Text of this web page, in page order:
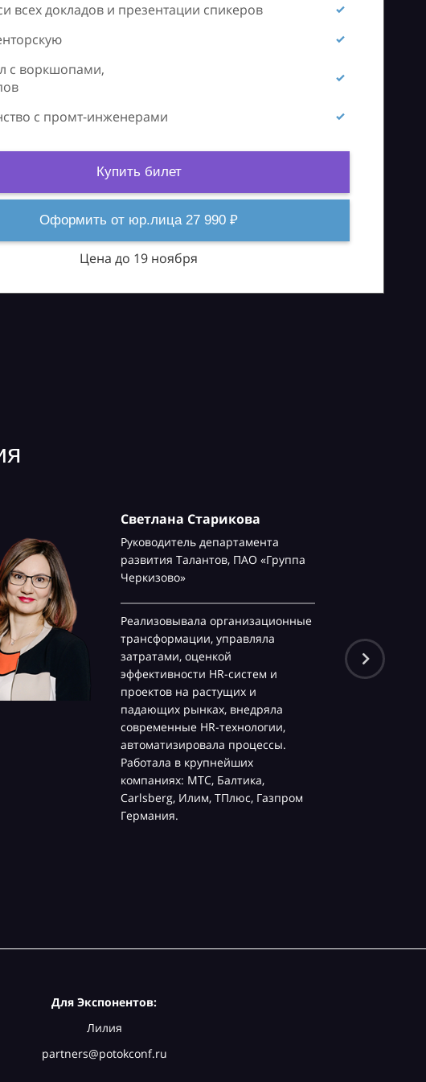
всех докладов и презентации спикеров
с воркшопами,
с промт-инженерами
Купить билет
Оформить от юр.лица 27 990 ₽
Цена до 19 ноября
Светлана Старикова
Руководитель департамента
развития Талантов, ПАО «Группа
Черкизово»
Реализовывала организационные
трансформации, управляла
затратами, оценкой
эффективности HR-систем и
проектов на растущих и
падающих рынках, внедряла
современные HR-технологии,
автоматизировала процессы.
Работала в крупнейших
компаниях: МТС, Балтика,
Carlsberg, Илим, ТПлюс, Газпром
Германия.
Для Экспонентов:
Лилия
partners@potokconf.ru